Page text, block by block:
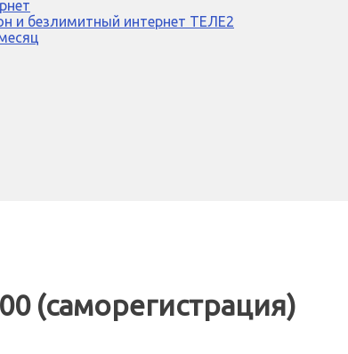
и безлимитный интернет ТЕЛЕ2
(саморегистрация)